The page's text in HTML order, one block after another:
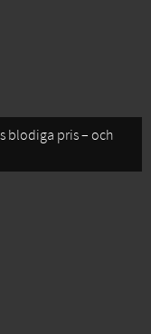
blodiga pris – och